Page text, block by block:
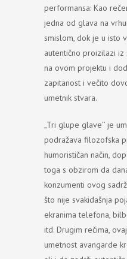
performansa: Kao
jedna od glava na
smislom, dok je u isto
autentično proizilazi iz
na ovom projektu i
zapitanost i večito
umetnik stvara.
„Tri glupe glave’’ je
podražava filozofska
humorističan način,
toga s obzirom da
konzumenti ovog
što nije svakidašnja
ekranima telefona,
itd. Drugim rečima,
umetnost avangarde